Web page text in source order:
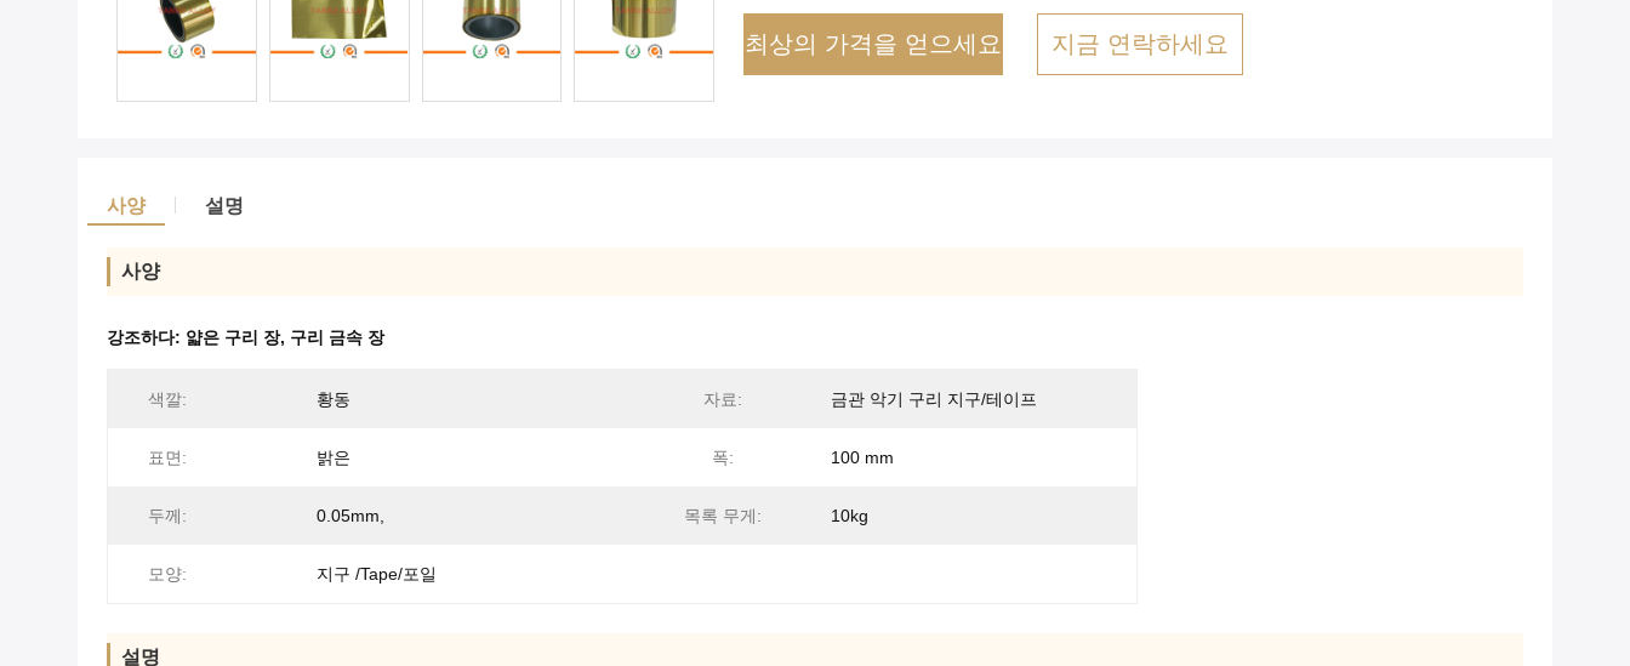
최상의 가격을 얻으세요 지금 연락하세요
사양 설명
사양
강조하다: 얇은 구리 장, 구리 금속 장
색깔: 황동 자료: 금관 악기 구리 지구/테이프
표면: 밝은 폭: 100 mm
두께: 0.05mm, 목록 무게: 10kg
모양: 지구 /Tape/포일
설명